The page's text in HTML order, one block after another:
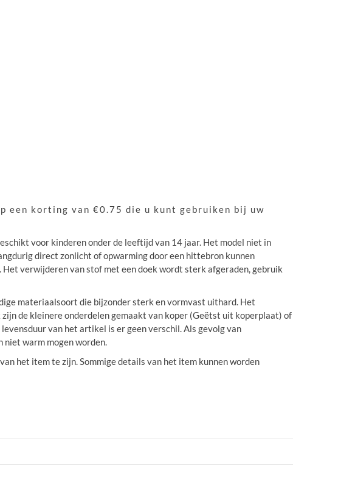
korting van €0.75 die u kunt gebruiken bij uw
voor kinderen onder de leeftijd van 14 jaar. Het model niet in
direct zonlicht of opwarming door een hittebron kunnen
verwijderen van stof met een doek wordt sterk afgeraden, gebruik
materiaalsoort die bijzonder sterk en vormvast uithard. Het
de kleinere onderdelen gemaakt van koper (Geëtst uit koperplaat) of
van het artikel is er geen verschil. Als gevolg van
niet warm mogen worden.
het item te zijn. Sommige details van het item kunnen worden